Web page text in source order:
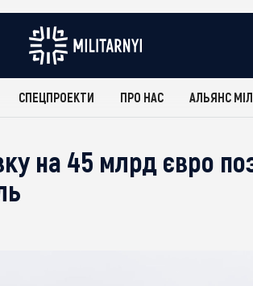
СПЕЦПРОЕКТИ ПРО НАС АЛЬЯНС
на 45 млрд євро